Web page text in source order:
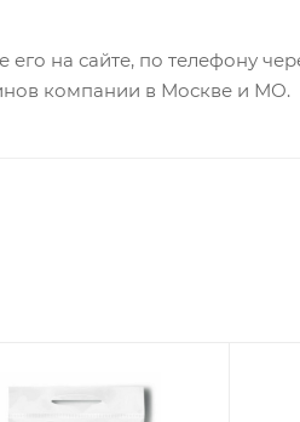
его на сайте, по телефону
компании в Москве и МО.